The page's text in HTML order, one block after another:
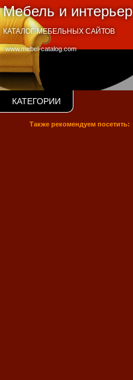
Мебель и интерьер
www.mebel-catalog.com
КАТАЛОГ МЕБЕЛЬНЫХ САЙТОВ
КАТЕГОРИИ
Также рекомендуем посетить: